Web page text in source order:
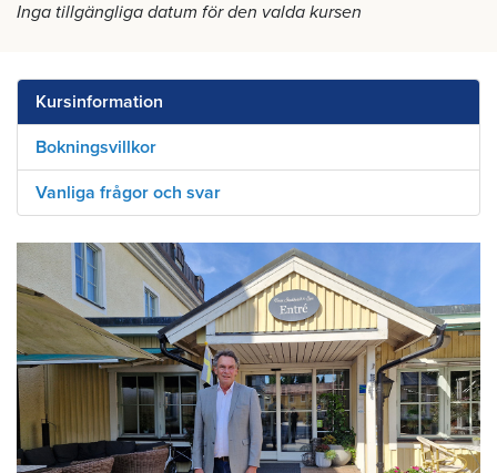
Inga tillgängliga datum för den valda kursen
Kursinformation
Bokningsvillkor
Vanliga frågor och svar